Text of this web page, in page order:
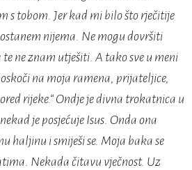
s tobom. Jer kad mi bilo što rječitije
nijema. Ne mogu dovršiti
te ne znam utješiti. A tako sve u meni
na moja ramena, prijateljice,
rijeke.“ Ondje je divna trokatnica u
je posjećuje Isus. Onda ona
haljinu i smiješi se. Moja baka se
Nekada čitavu vječnost. Uz